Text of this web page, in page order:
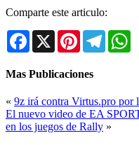
Comparte este articulo:
Facebook
X Pinterest
Mas Publicaciones
« 9z irá contra Virtus.pro por
El nuevo video de EA
en los juegos de Rally »